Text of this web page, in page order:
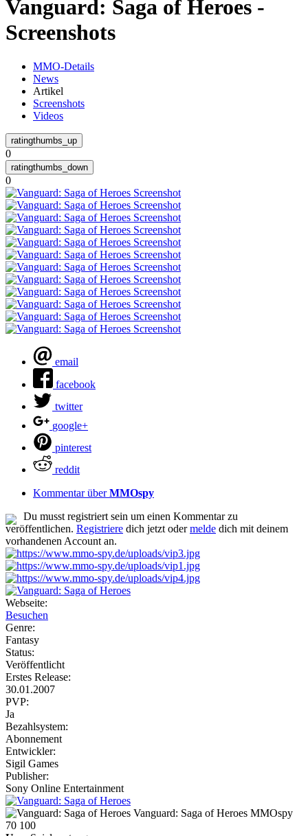
Follow us
Vanguard: Saga of Heroes -
Screenshots
MMO-Details
News
Artikel
Screenshots
Videos
0
0
email
facebook
twitter
google+
pinterest
reddit
Kommentar überMMOspy
Du musst registriert sein um einen Kommentar zu
veröffentlichen. Registriere dich jetzt odermelde dich mit deinem
vorhandenen Account an.
Webseite:
Besuchen
Genre:
Fantasy
Status:
Veröffentlicht
Erstes Release:
30.01.2007
PVP:
Ja
Bezahlsystem:
Abonnement
Entwickler:
Sigil Games
Publisher:
Sony Online Entertainment
Vanguard: Saga of Heroes MMOspy
70 100